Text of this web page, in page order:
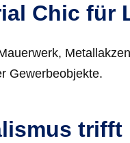
Chic für
Gewerbeobjekte.